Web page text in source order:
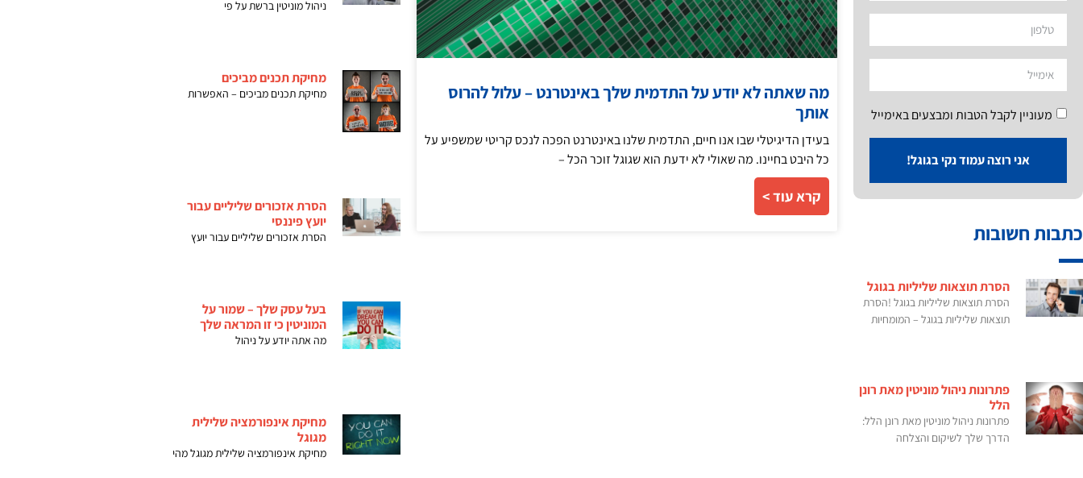
מעוניין לקבל הטבות ומבצעים באימייל
אני רוצה עמוד נקי בגוגל!
כתבות חשובות
הסרת תוצאות שליליות בגוגל
הסרת תוצאות שליליות בגוגל !הסרת
תוצאות שליליות בגוגל – המומחיות
פתרונות ניהול מוניטין מאת רונן
הלל
פתרונות ניהול מוניטין מאת רונן הלל:
הדרך שלך לשיקום והצלחה
מה שאתה לא יודע על התדמית שלך באינטרנט – עלול להרוס
אותך
בעידן הדיגיטלי שבו אנו חיים, התדמית שלנו באינטרנט הפכה לנכס קריטי שמשפיע על
כל היבט בחיינו. מה שאולי לא ידעת הוא שגוגל זוכר הכל –
קרא עוד >
ניהול מוניטין ברשת על פי
מחיקת תכנים מביכים
מחיקת תכנים מביכים – האפשרות
הסרת אזכורים שליליים עבור
יועץ פיננסי
הסרת אזכורים שליליים עבור יועץ
בעל עסק שלך – שמור על
המוניטין כי זו המראה שלך
מה אתה יודע על ניהול
מחיקת אינפורמציה שלילית
מגוגל
מחיקת אינפורמציה שלילית מגוגל מהי